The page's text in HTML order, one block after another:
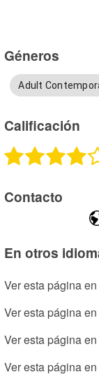
Géneros
Adult
Calificación
Contacto
En otros
Ver esta página
Ver esta página
Ver esta página
Ver esta página